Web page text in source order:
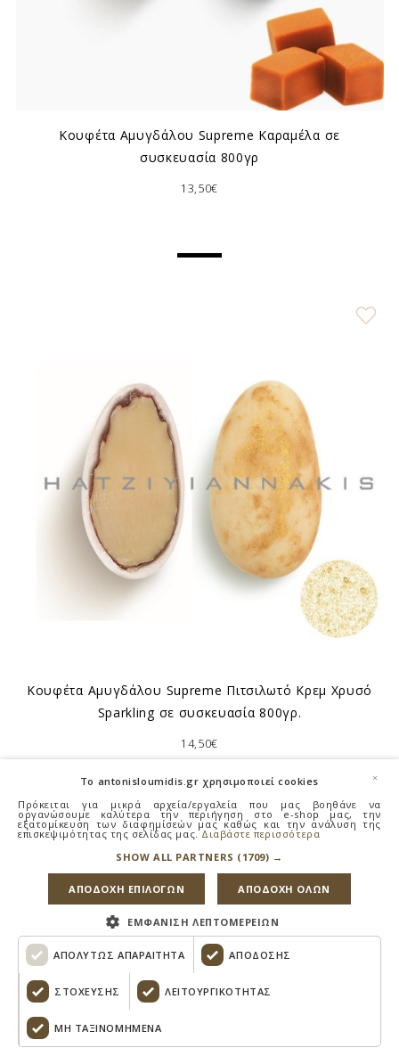
Κουφέτα Αμυγδάλου Supreme Καραμέλα σε
συσκευασία 800γρ
13,50€
Κουφέτα Αμυγδάλου Supreme Πιτσιλωτό Κρεμ Χρυσό
Sparkling σε συσκευασία 800γρ.
14,50€
×
To antonisloumidis.gr χρησιμοποιεί cookies
Πρόκειται για μικρά αρχεία/εργαλεία που μας βοηθάνε να
οργανώσουμε καλύτερα την περιήγηση στο e-shop μας, την
εξατομίκευση των διαφημίσεών μας καθώς και την ανάλυση της
επισκεψιμότητας της σελίδας μας. Διαβάστε περισσότερα
SHOW ALL PARTNERS (1709) →
ΑΠΟΛΥΤΩΣ ΑΠΑΡΑΙΤΗΤΑ ΑΠΟΔΟΣΗΣ
ΣΤΟΧΕΥΣΗΣ ΛΕΙΤΟΥΡΓΙΚΟΤΗΤΑΣ
ΜΗ ΤΑΞΙΝΟΜΗΜΈΝΑ
ΑΠΟΔΟΧΗ ΕΠΙΛΟΓΩΝ ΑΠΟΔΟΧΗ ΟΛΩΝ
ΕΜΦΑΝΙΣΗ ΛΕΠΤΟΜΕΡΕΙΩΝ